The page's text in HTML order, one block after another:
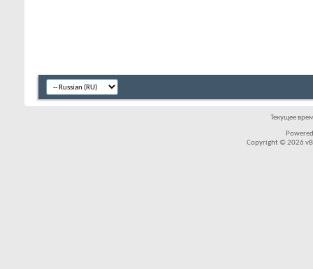
Текущее
Copyright © 2026